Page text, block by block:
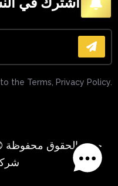
to the Terms, Privacy Policy.